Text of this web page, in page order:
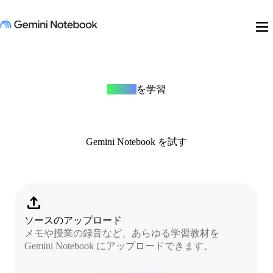
menu
を学習
Gemini Notebook を試す
upload
ソースのアップロード
メモや授業の録音など、あらゆる学習教材を
Gemini Notebook にアップロードできます。